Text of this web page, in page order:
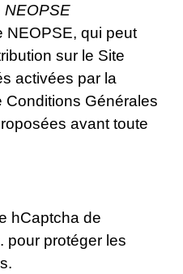
NEOPSE
NEOPSE, qui peut
sur le Site
activées par la
Conditions Générales
avant toute
hCaptcha de
pour protéger les